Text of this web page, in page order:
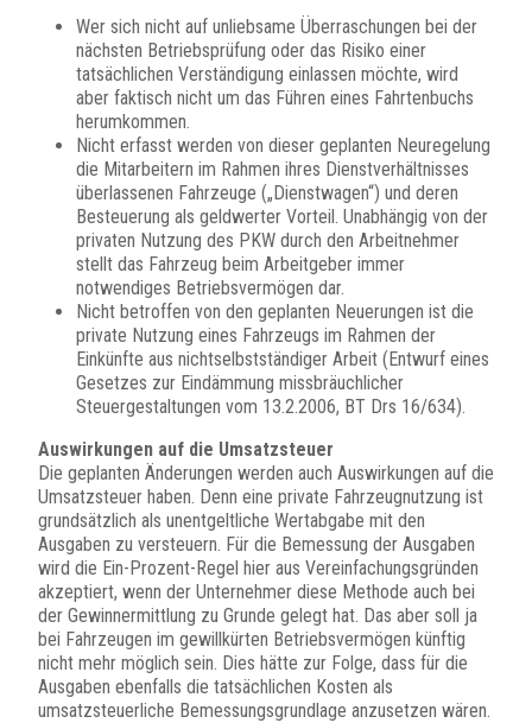
Wer sich nicht auf unliebsame Überraschungen bei der
nächsten Betriebsprüfung oder das Risiko einer
tatsächlichen Verständigung einlassen möchte, wird
aber faktisch nicht um das Führen eines Fahrtenbuchs
herumkommen.
Nicht erfasst werden von dieser geplanten Neuregelung
die Mitarbeitern im Rahmen ihres Dienstverhältnisses
überlassenen Fahrzeuge („Dienstwagen“) und deren
Besteuerung als geldwerter Vorteil. Unabhängig von der
privaten Nutzung des PKW durch den Arbeitnehmer
stellt das Fahrzeug beim Arbeitgeber immer
notwendiges Betriebsvermögen dar.
Nicht betroffen von den geplanten Neuerungen ist die
private Nutzung eines Fahrzeugs im Rahmen der
Einkünfte aus nichtselbstständiger Arbeit (Entwurf eines
Gesetzes zur Eindämmung missbräuchlicher
Steuergestaltungen vom 13.2.2006, BT Drs 16/634).
Auswirkungen auf die Umsatzsteuer
Die geplanten Änderungen werden auch Auswirkungen auf die
Umsatzsteuer haben. Denn eine private Fahrzeugnutzung ist
grundsätzlich als unentgeltliche Wertabgabe mit den
Ausgaben zu versteuern. Für die Bemessung der Ausgaben
wird die Ein-Prozent-Regel hier aus Vereinfachungsgründen
akzeptiert, wenn der Unternehmer diese Methode auch bei
der Gewinnermittlung zu Grunde gelegt hat. Das aber soll ja
bei Fahrzeugen im gewillkürten Betriebsvermögen künftig
nicht mehr möglich sein. Dies hätte zur Folge, dass für die
Ausgaben ebenfalls die tatsächlichen Kosten als
umsatzsteuerliche Bemessungsgrundlage anzusetzen wären.